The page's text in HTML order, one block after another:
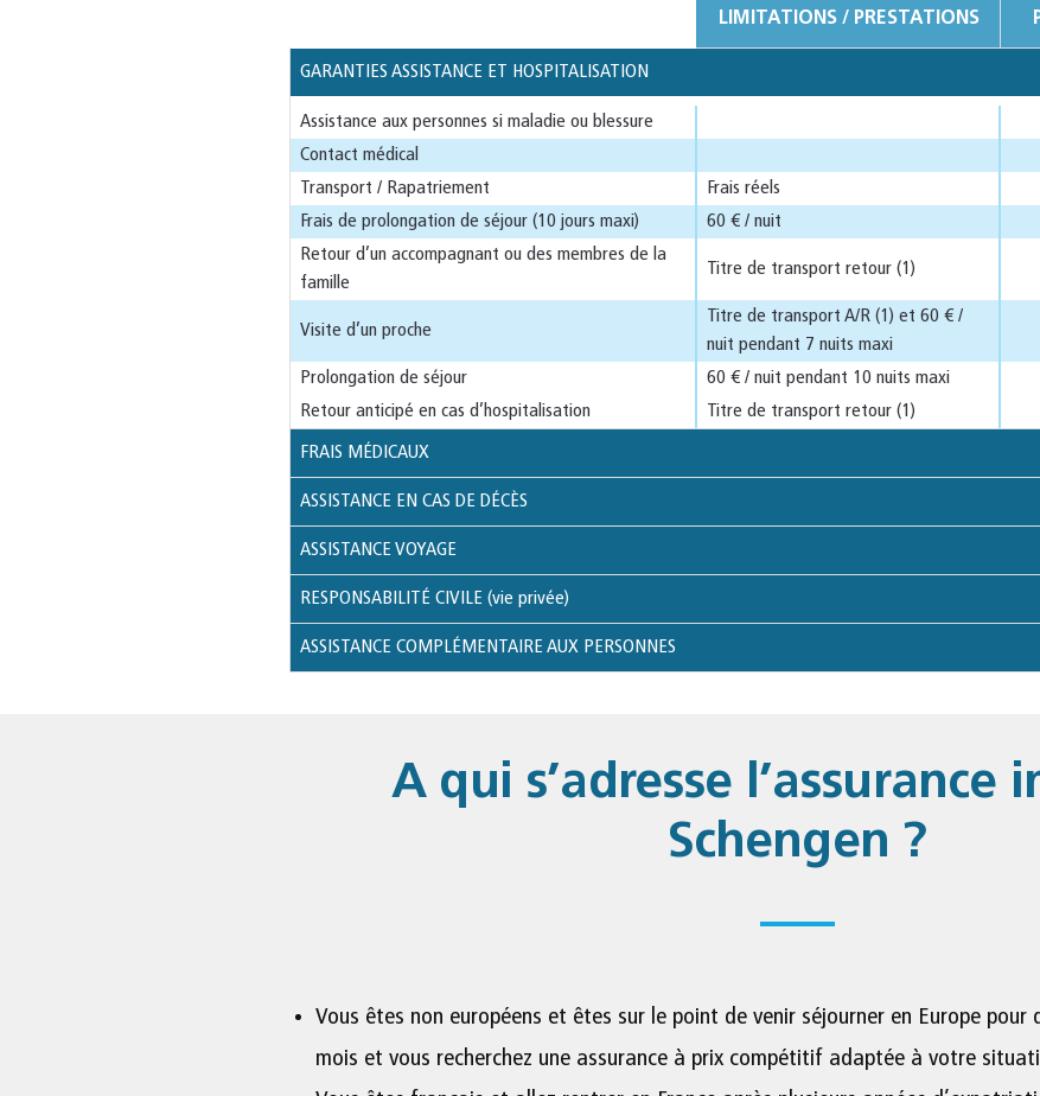
LIMITATIONS / PRESTATIONS
GARANTIES ASSISTANCE ET HOSPITALISATION
Assistance aux personnes si maladie ou blessure
Contact médical
Transport / Rapatriement
Frais réels
Frais de prolongation de séjour (10 jours maxi)
60 € / nuit
Retour d’un accompagnant ou des membres de la
famille
Titre de transport retour (1)
Visite d’un proche
Titre de transport A/R (1) et 60 € /
nuit pendant 7 nuits maxi
Prolongation de séjour 60 € / nuit pendant 10 nuits maxi
Retour anticipé en cas d’hospitalisation
Titre de transport retour (1)
FRAIS MÉDICAUX
ASSISTANCE EN CAS DE DÉCÈS
ASSISTANCE VOYAGE
RESPONSABILITÉ CIVILE (vie privée)
ASSISTANCE COMPLÉMENTAIRE AUX PERSONNES
A qui s’adresse l’assurance
Schengen ?
Vous êtes non européens et êtes sur le point de venir séjourner en Europe pour
mois et vous recherchez une assurance à prix compétitif adaptée à votre